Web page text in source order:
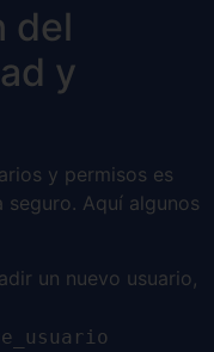
del
y
y permisos es
seguro. Aquí algunos
un nuevo usuario,